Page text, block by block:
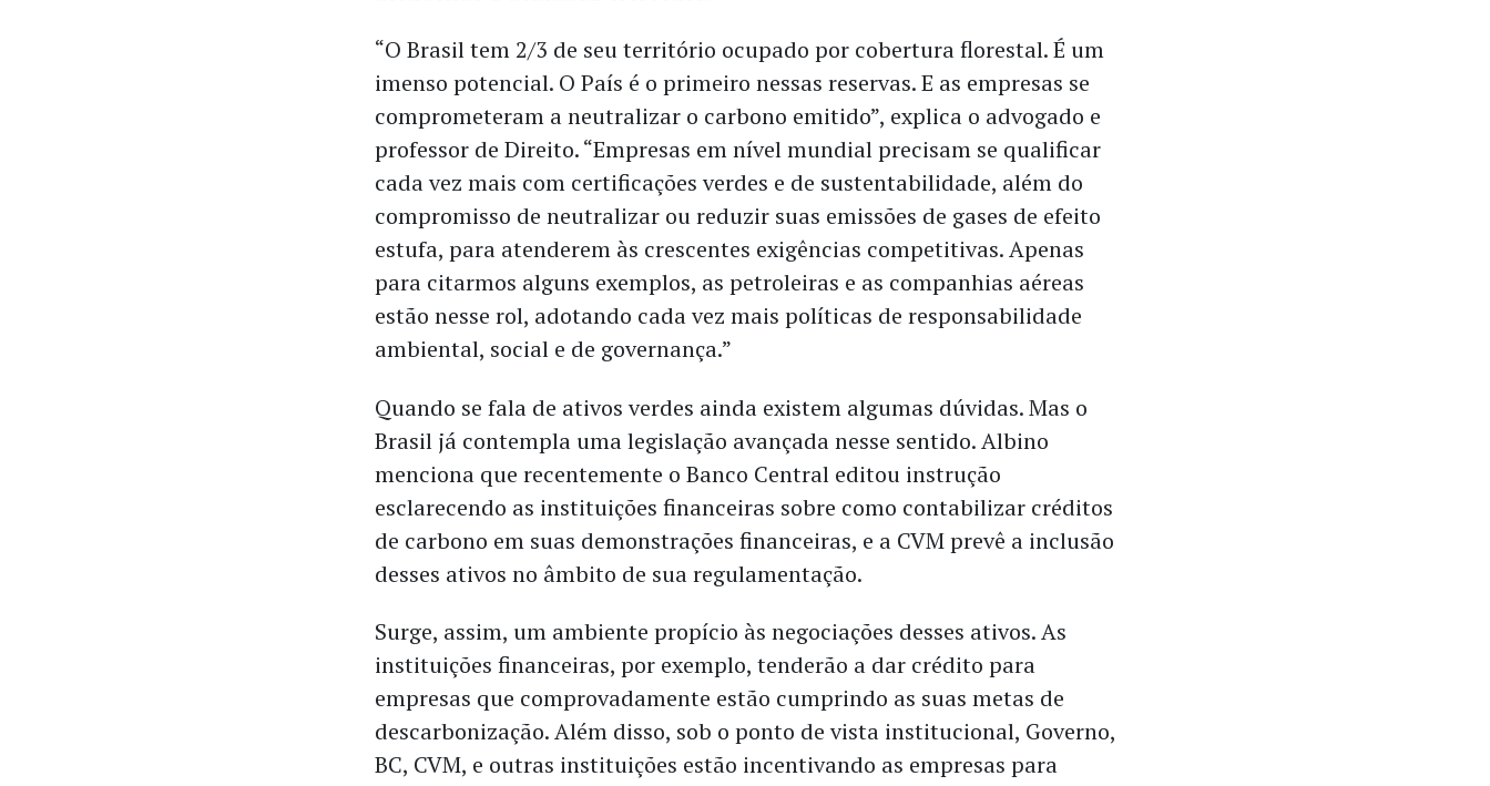
“O Brasil tem 2/3 de seu território ocupado por cobertura florestal. É um
imenso potencial. O País é o primeiro nessas reservas. E as empresas se
comprometeram a neutralizar o carbono emitido”, explica o advogado e
professor de Direito. “Empresas em nível mundial precisam se qualificar
cada vez mais com certificações verdes e de sustentabilidade, além do
compromisso de neutralizar ou reduzir suas emissões de gases de efeito
estufa, para atenderem às crescentes exigências competitivas. Apenas
para citarmos alguns exemplos, as petroleiras e as companhias aéreas
estão nesse rol, adotando cada vez mais políticas de responsabilidade
ambiental, social e de governança.”
Quando se fala de ativos verdes ainda existem algumas dúvidas. Mas o
Brasil já contempla uma legislação avançada nesse sentido. Albino
menciona que recentemente o Banco Central editou instrução
esclarecendo as instituições financeiras sobre como contabilizar créditos
de carbono em suas demonstrações financeiras, e a CVM prevê a inclusão
desses ativos no âmbito de sua regulamentação.
Surge, assim, um ambiente propício às negociações desses ativos. As
instituições financeiras, por exemplo, tenderão a dar crédito para
empresas que comprovadamente estão cumprindo as suas metas de
descarbonização. Além disso, sob o ponto de vista institucional, Governo,
BC, CVM, e outras instituições estão incentivando as empresas para